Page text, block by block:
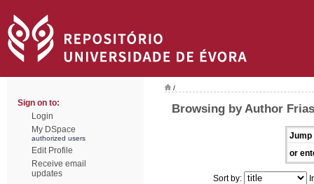
Sign on to:
Login
My DSpace
authorized users
Edit Profile
Receive email
updates
/
Browsing by Author
Jump
or
Sort by: